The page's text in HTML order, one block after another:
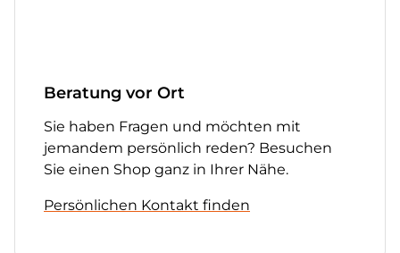
Beratung vor Ort
Sie haben Fragen und möchten mit
jemandem persönlich reden? Besuchen
Sie einen Shop ganz in Ihrer Nähe.
Persönlichen Kontakt finden